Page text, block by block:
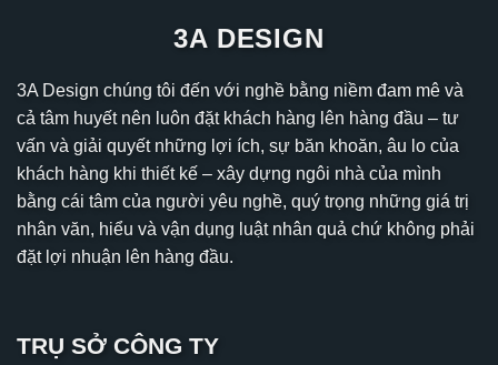
3A DESIGN
3A Design chúng tôi đến với nghề bằng niềm đam mê và
cả tâm huyết nên luôn đặt khách hàng lên hàng đầu – tư
vấn và giải quyết những lợi ích, sự băn khoăn, âu lo của
khách hàng khi thiết kế – xây dựng ngôi nhà của mình
bằng cái tâm của người yêu nghề, quý trọng những giá trị
nhân văn, hiểu và vận dụng luật nhân quả chứ không phải
đặt lợi nhuận lên hàng đầu.
TRỤ SỞ CÔNG TY